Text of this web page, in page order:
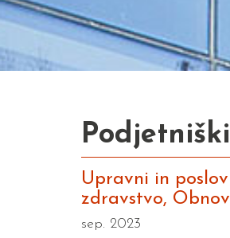
Upravni in
zdravstvo,
sep. 2023